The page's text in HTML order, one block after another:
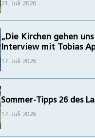
21. Juli 2026
„Die Kirchen gehen
Interview mit Tobias
17. Juli 2026
Sommer-Tipps 26 des
17. Juli 2026